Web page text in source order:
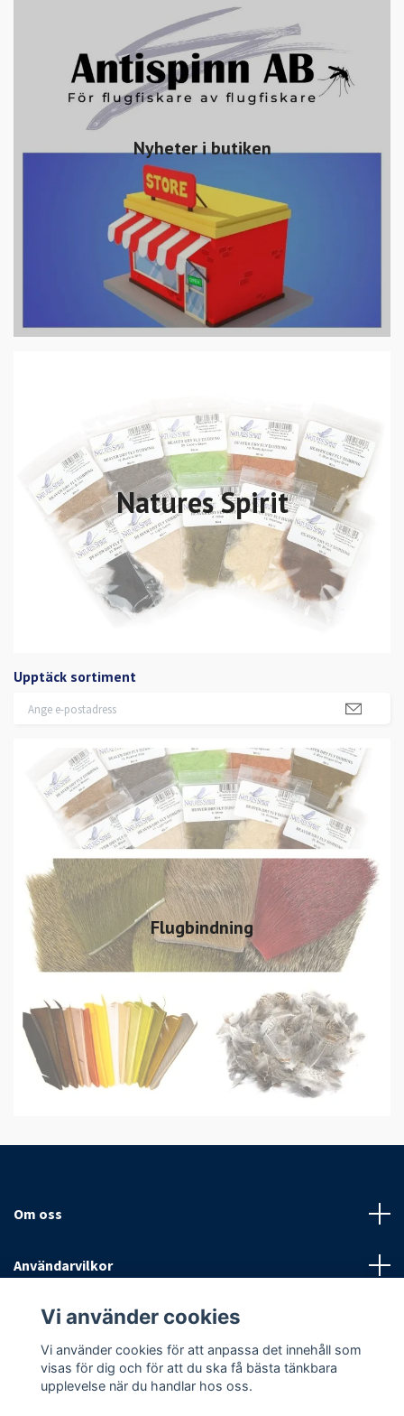
Nyheter i butiken
Natures Spirit
Upptäck sortiment
Flugbindning
Om oss
Användarvilkor
Sociala medier
Vi använder cookies
Vi använder cookies för att anpassa det innehåll som
visas för dig och för att du ska få bästa tänkbara
upplevelse när du handlar hos oss.